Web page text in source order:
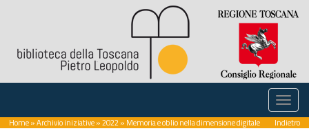
Home»Archivio iniziative»2022» Memoria e oblio nella dimensione digitale Indietro